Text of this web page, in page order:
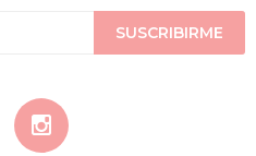
SUSCRIBIRME
